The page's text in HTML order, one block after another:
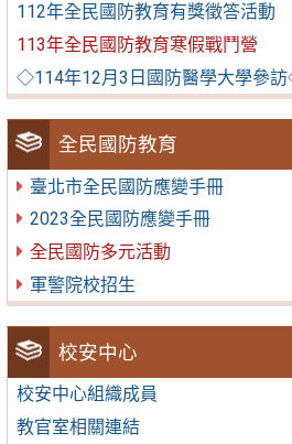
112年全民國防教育有獎徵答活動
113年全民國防教育寒假戰鬥營
◇114年12月3日國防醫學大學參
全民國防教育
臺北市全民國防應變手冊
2023全民國防應變手冊
全民國防多元活動
軍警院校招生
校安中心
校安中心組織成員
教官室相關連結